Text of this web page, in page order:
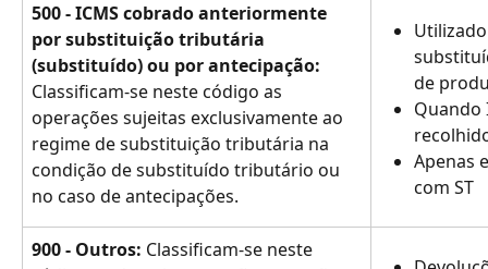
500 - ICMS cobrado anteriormente
por substituição tributária
(substituído) ou por antecipação:
Classificam-se neste código as
operações sujeitas exclusivamente ao
regime de substituição tributária na
condição de substituído tributário ou
no caso de antecipações.
de
Quando
Apenas
com ST
900 - Outros: Classificam-se neste